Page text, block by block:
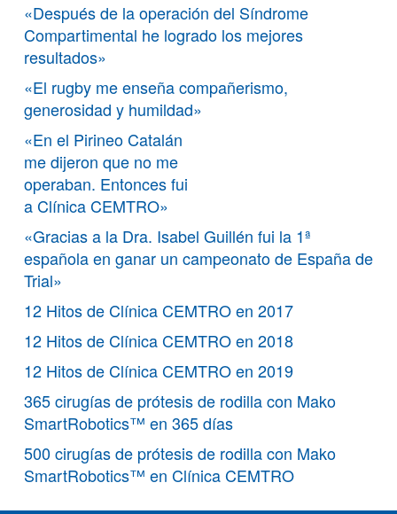
«Después de la operación del Síndrome
Compartimental he logrado los mejores
resultados»
«El rugby me enseña compañerismo,
generosidad y humildad»
«En el Pirineo Catalán
me dijeron que no me
operaban. Entonces fui
a Clínica CEMTRO»
«Gracias a la Dra. Isabel Guillén fui la 1ª
española en ganar un campeonato de España de
Trial»
12 Hitos de Clínica CEMTRO en 2017
12 Hitos de Clínica CEMTRO en 2018
12 Hitos de Clínica CEMTRO en 2019
365 cirugías de prótesis de rodilla con Mako
SmartRobotics™ en 365 días
500 cirugías de prótesis de rodilla con Mako
SmartRobotics™ en Clínica CEMTRO